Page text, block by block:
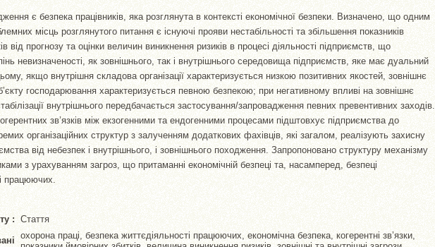
є безпека працівників, яка розглянута в контексті економічної безпеки. Визначено, що одним
місць розглянутого питання є існуючі прояви нестабільності та збільшення показників
від прогнозу та оцінки величин виникнення ризиків в процесі діяльності підприємств, що
невизначеності, як зовнішнього, так і внутрішнього середовища підприємств, яке має дуальний
якщо внутрішня складова організації характеризується низкою позитивних якостей, зовнішнє
господарювання характеризується певною безпекою; при негативному впливі на зовнішнє
внутрішнього передбачається застосування/запровадження певних превентивних заходів.
зв’язків між екзогенними та ендогенними процесами підштовхує підприємства до
організаційних структур з залученням додаткових фахівців, які загалом, реалізують захисну
від небезпек і внутрішнього, і зовнішнього походження. Запропоновано структуру механізму
з урахуванням загроз, що притаманні економічній безпеці та, насамперед, безпеці
працюючих.
: Стаття
охорона праці, безпека життєдіяльності працюючих, економічна безпека, когерентні зв’язки,